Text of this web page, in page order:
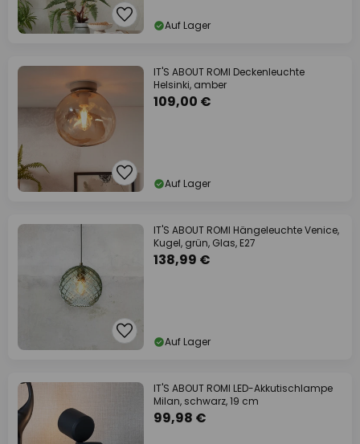
Auf Lager
IT'S ABOUT ROMI Deckenleuchte
Helsinki, amber
109,00 €
Auf Lager
IT'S ABOUT ROMI Hängeleuchte Venice,
Kugel, grün, Glas, E27
138,99 €
Auf Lager
IT'S ABOUT ROMI LED-Akkutischlampe
Milan, schwarz, 19 cm
99,98 €